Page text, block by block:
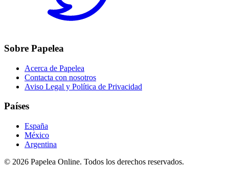
Sobre Papelea
Acerca de Papelea
Contacta con nosotros
Aviso Legal y Política de Privacidad
Países
España
México
Argentina
© 2026 Papelea Online. Todos los derechos reservados.